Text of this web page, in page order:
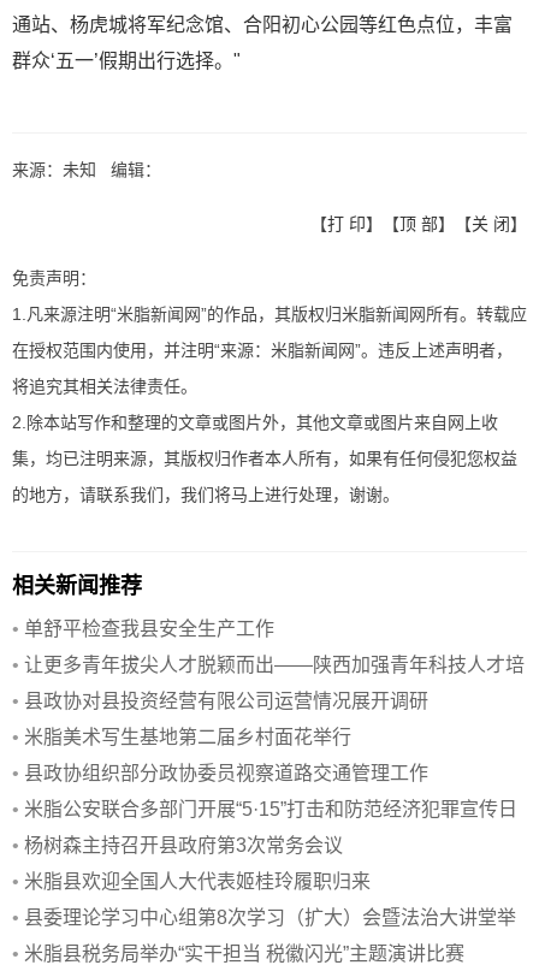
通站、杨虎城将军纪念馆、合阳初心公园等红色点位，丰富
群众‘五一’假期出行选择。"
来源：未知 编辑：
【打 印】【顶 部】【关 闭】
免责声明：
1.凡来源注明“米脂新闻网”的作品，其版权归米脂新闻网所有。转载应
在授权范围内使用，并注明“来源：米脂新闻网”。违反上述声明者，
将追究其相关法律责任。
2.除本站写作和整理的文章或图片外，其他文章或图片来自网上收
集，均已注明来源，其版权归作者本人所有，如果有任何侵犯您权益
的地方，请联系我们，我们将马上进行处理，谢谢。
相关新闻推荐
• 单舒平检查我县安全生产工作
• 让更多青年拔尖人才脱颖而出——陕西加强青年科技人才培
养
• 县政协对县投资经营有限公司运营情况展开调研
• 米脂美术写生基地第二届乡村面花举行
• 县政协组织部分政协委员视察道路交通管理工作
• 米脂公安联合多部门开展“5·15”打击和防范经济犯罪宣传日
活动
• 杨树森主持召开县政府第3次常务会议
• 米脂县欢迎全国人大代表姬桂玲履职归来
• 县委理论学习中心组第8次学习（扩大）会暨法治大讲堂举
行
• 米脂县税务局举办“实干担当 税徽闪光”主题演讲比赛